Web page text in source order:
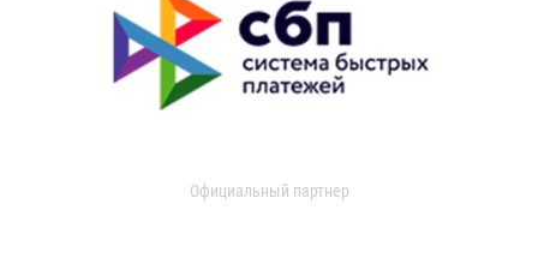
Официальный партнер